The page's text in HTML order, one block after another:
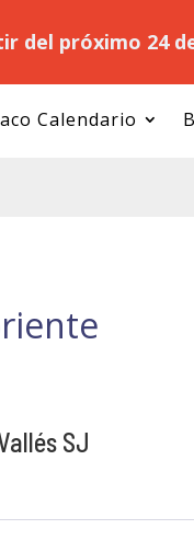
del próximo 24
Calendario
SJ